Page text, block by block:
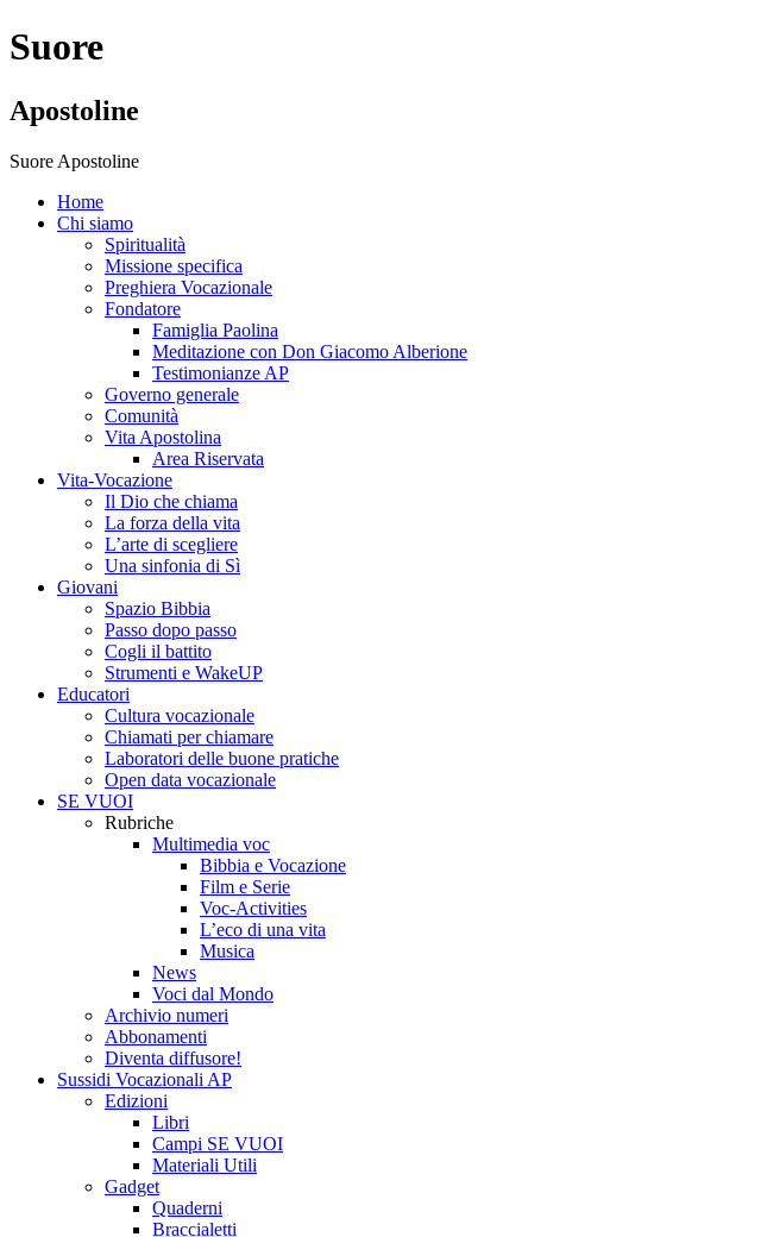
Suore
Apostoline
Suore Apostoline
Home
Chi siamo
Spiritualità
Missione specifica
Preghiera Vocazionale
Fondatore
Famiglia Paolina
Meditazione con Don Giacomo Alberione
Testimonianze AP
Governo generale
Comunità
Vita Apostolina
Area Riservata
Vita-Vocazione
Il Dio che chiama
La forza della vita
L’arte di scegliere
Una sinfonia di Sì
Giovani
Spazio Bibbia
Passo dopo passo
Cogli il battito
Strumenti e WakeUP
Educatori
Cultura vocazionale
Chiamati per chiamare
Laboratori delle buone pratiche
Open data vocazionale
SE VUOI
Rubriche
Multimedia voc
Bibbia e Vocazione
Film e Serie
Voc-Activities
L’eco di una vita
Musica
News
Voci dal Mondo
Archivio numeri
Abbonamenti
Diventa diffusore!
Sussidi Vocazionali AP
Edizioni
Libri
Campi SE VUOI
Materiali Utili
Gadget
Quaderni
Braccialetti